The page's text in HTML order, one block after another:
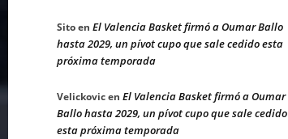
Sitoen El Valencia Basket firmó a Oumar Ballo
hasta 2029, un pívot cupo que sale cedido esta
próxima temporada
Velickovicen El Valencia Basket firmó a Oumar
Ballo hasta 2029, un pívot cupo que sale cedido
esta próxima temporada